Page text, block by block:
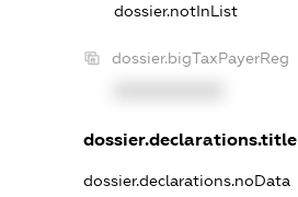
dossier.notInList
dossier.bigTaxPayerReg
dossier.declarations.title
dossier.declarations.noData